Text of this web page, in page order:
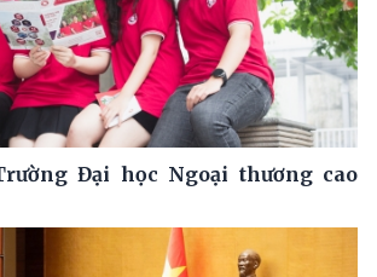
Đại học Ngoại thương cao